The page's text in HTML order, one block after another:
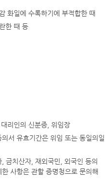
화일에 수록하기에 부적합한 때
한 때 등
리인의 신분증, 위임장
서 유효기간은 위임 또는 동일의일
금치산자, 재외국민, 외국인 등의
사항은 관할 증명청으로 문의해